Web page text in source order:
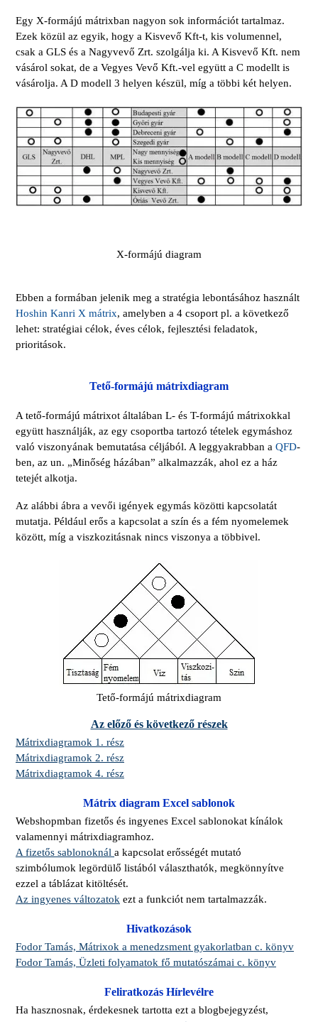
Egy X-formájú mátrixban nagyon sok információt tartalmaz.
Ezek közül az egyik, hogy a Kisvevő Kft-t, kis volumennel,
csak a GLS és a Nagyvevő Zrt. szolgálja ki. A Kisvevő Kft. nem
vásárol sokat, de a Vegyes Vevő Kft.-vel együtt a C modellt is
vásárolja. A D modell 3 helyen készül, míg a többi két helyen.
X-formájú diagram
Ebben a formában jelenik meg a stratégia lebontásához használt
Hoshin Kanri X mátrix, amelyben a 4 csoport pl. a következő
lehet: stratégiai célok, éves célok, fejlesztési feladatok,
prioritások.
Tető-formájú mátrixdiagram
A tető-formájú mátrixot általában L- és T-formájú mátrixokkal
együtt használják, az egy csoportba tartozó tételek egymáshoz
való viszonyának bemutatása céljából. A leggyakrabban a QFD-
ben, az un. „Minőség házában” alkalmazzák, ahol ez a ház
tetejét alkotja.
Az alábbi ábra a vevői igények egymás közötti kapcsolatát
mutatja. Például erős a kapcsolat a szín és a fém nyomelemek
között, míg a viszkozitásnak nincs viszonya a többivel.
Tető-formájú mátrixdiagram
Az előző és következő részek
Mátrixdiagramok 1. rész
Mátrixdiagramok 2. rész
Mátrixdiagramok 4. rész
Mátrix diagram Excel sablonok
Webshopmban fizetős és ingyenes Excel sablonokat kínálok
valamennyi mátrixdiagramhoz.
A fizetős sablonoknál a kapcsolat erősségét mutató
szimbólumok legördülő listából választhatók, megkönnyítve
ezzel a táblázat kitöltését.
Az ingyenes változatok ezt a funkciót nem tartalmazzák.
Hivatkozások
Fodor Tamás, Mátrixok a menedzsment gyakorlatban c. könyv
Fodor Tamás, Üzleti folyamatok fő mutatószámai c. könyv
Feliratkozás Hírlevélre
Ha hasznosnak, érdekesnek tartotta ezt a blogbejegyzést,